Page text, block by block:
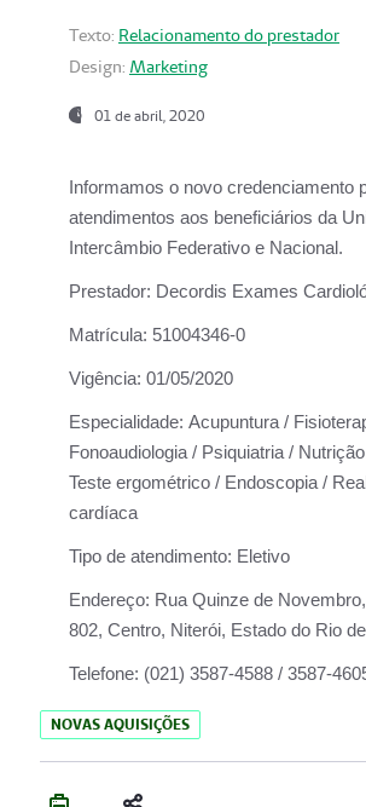
Texto: Relacionamento do prestador
Design: Marketing
01 de abril, 2020
Informamos o novo credenciamento
atendimentos aos beneficiários da
Intercâmbio Federativo e Nacional.
Prestador: Decordis Exames
Matrícula: 51004346-0
Vigência: 01/05/2020
Especialidade: Acupuntura /
Fonoaudiologia / Psiquiatria /
Teste ergométrico / Endoscopia /
cardíaca
Tipo de atendimento: Eletivo
Endereço: Rua Quinze de
802, Centro, Niterói, Estado do Rio
Telefone: (021) 3587-4588 / 3587-
NOVAS AQUISIÇÕES